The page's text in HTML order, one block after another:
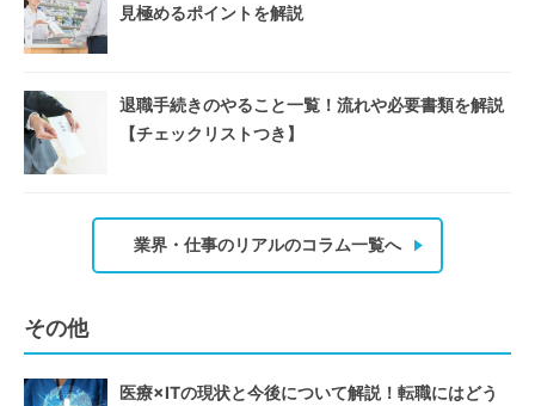
見極めるポイントを解説
退職手続きのやること一覧！流れや必要書類を解説
【チェックリストつき】
業界・仕事のリアルのコラム一覧へ
その他
医療×ITの現状と今後について解説！転職にはどう